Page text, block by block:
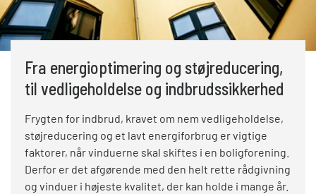
Fra energioptimering og støjreducering,
til vedligeholdelse og indbrudssikkerhed
Frygten for indbrud, kravet om nem vedligeholdelse,
støjreducering og et lavt energiforbrug er vigtige
faktorer, når vinduerne skal skiftes i en boligforening.
Derfor er det afgørende med den helt rette rådgivning
og vinduer i højeste kvalitet, der kan holde i mange år.